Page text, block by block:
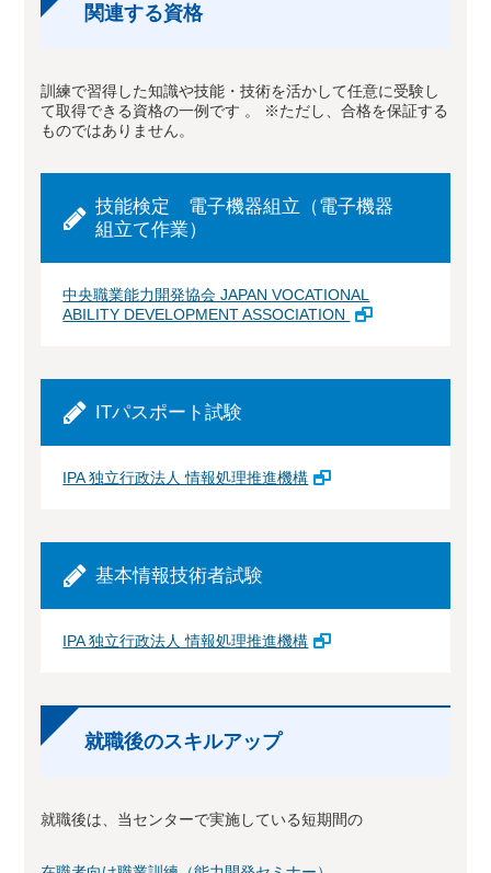
関連する資格
訓練で習得した知識や技能・技術を活かして任意に受験し
て取得できる資格の一例です 。 ※ただし、合格を保証する
ものではありません。
技能検定 電子機器組立（電子機器
組立て作業）
中央職業能力開発協会 JAPAN VOCATIONAL
ABILITY DEVELOPMENT ASSOCIATION
ITパスポート試験
IPA 独立行政法人 情報処理推進機構
基本情報技術者試験
IPA 独立行政法人 情報処理推進機構
就職後のスキルアップ
就職後は、当センターで実施している短期間の